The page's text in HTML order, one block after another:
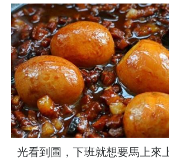
光看到圖，下班就想要馬上來